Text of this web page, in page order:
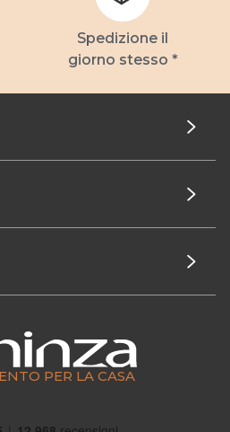
Spedizione il
giorno stesso *
PER LA CASA